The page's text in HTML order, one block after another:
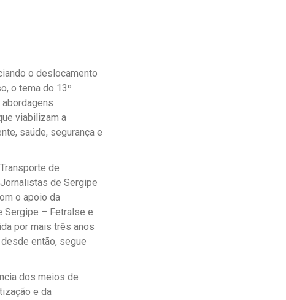
o deslocamento
o tema do 13º
viabilizam a
saúde, segurança e
de
de Sergipe
o apoio da
Sergipe – Fetralse e
por mais três anos
então, segue
dos meios de
e da